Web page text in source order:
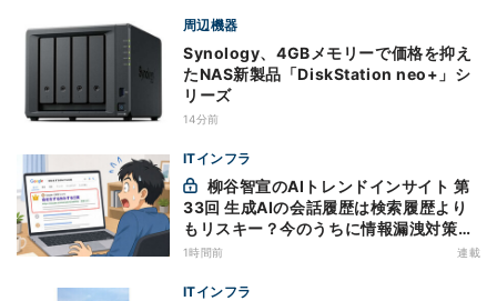
周辺機器
Synology、4GBメモリーで価格を抑え
たNAS新製品「DiskStation neo+」シ
リーズ
14分前
ITインフラ
33回 生成AIの会話履歴は検索履歴より
もリスキー？今のうちに情報漏洩対策を
万全にしておこう
1時間前 連載
ITインフラ